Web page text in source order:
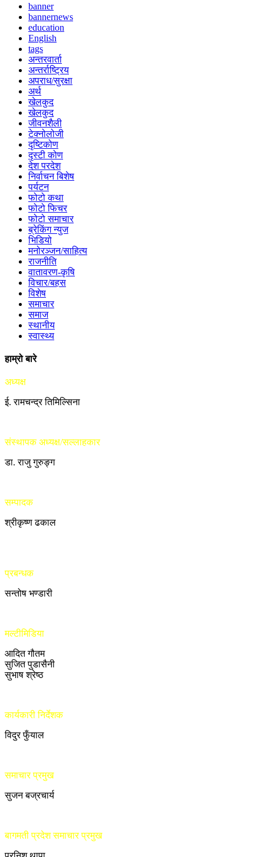
banner
bannernews
education
English
tags
अन्तरवार्ता
अन्तर्राष्ट्रिय
अपराध/सुरक्षा
अर्थ
खेलकुद
खेलकुद
जीवनशैली
टेक्नोलोजी
दृष्टिकोण
दृस्टी कोण
देश परदेश
निर्वाचन बिशेष
पर्यटन
फोटो कथा
फोटो फिचर
फोटो समाचार
ब्रेकिंग न्युज
भिडियो
मनोरञ्जन/साहित्य
राजनीति
वातावरण-कृषि
विचार/बहस
विशेष
समाचार
समाज
स्थानीय
स्वास्थ्य
हाम्रो बारे
अध्यक्ष
ई. रामचन्द्र तिमिल्सिना
संस्थापक अध्यक्ष/सल्लाहकार
डा. राजु गुरुङ्ग
सम्पादक
श्रीकृष्ण ढकाल
प्रबन्धक
सन्तोष भण्डारी
मल्टीमिडिया
आदित गौतम
सुजित पुडासैनी
सुभाष श्रेष्ठ
कार्यकारी निर्देशक
विदुर फुँयाल
समाचार प्रमुख
सुजन बज्रचार्य
बागमती प्रदेश समाचार प्रमुख